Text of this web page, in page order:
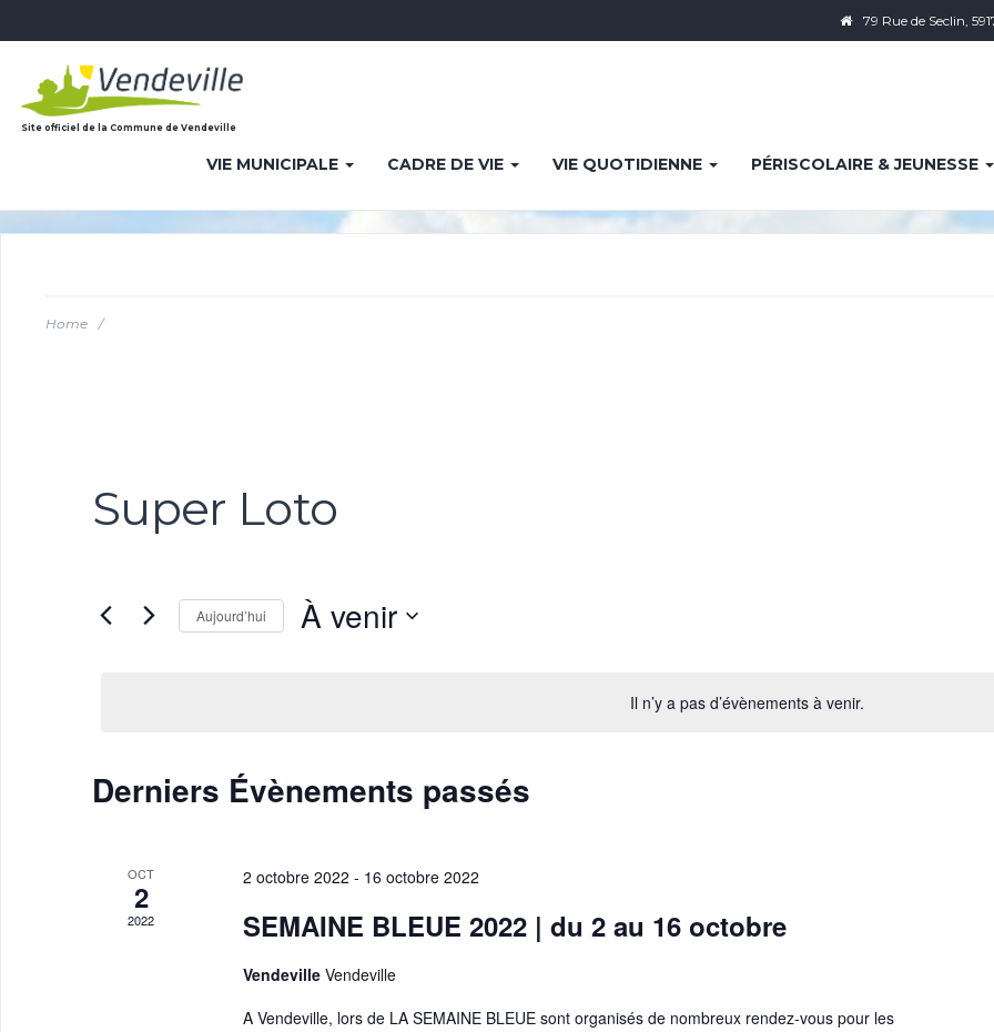
79 Rue de Seclin,
Site officiel de la Commune de Vendeville
VIE MUNICIPALE CADRE DE VIE VIE QUOTIDIENNE PÉRISCOLAIRE & JEUNESSE
Home /
Super Loto
Il n’y a pas d’évènements à venir.
Aujourd’hui À venir
Derniers Évènements passés
OCT
2
2022
2 octobre 2022 - 16 octobre 2022
SEMAINE BLEUE 2022 | du 2 au 16 octobre
Vendeville Vendeville
A Vendeville, lors de LA SEMAINE BLEUE sont organisés de nombreux rendez-vous pour les